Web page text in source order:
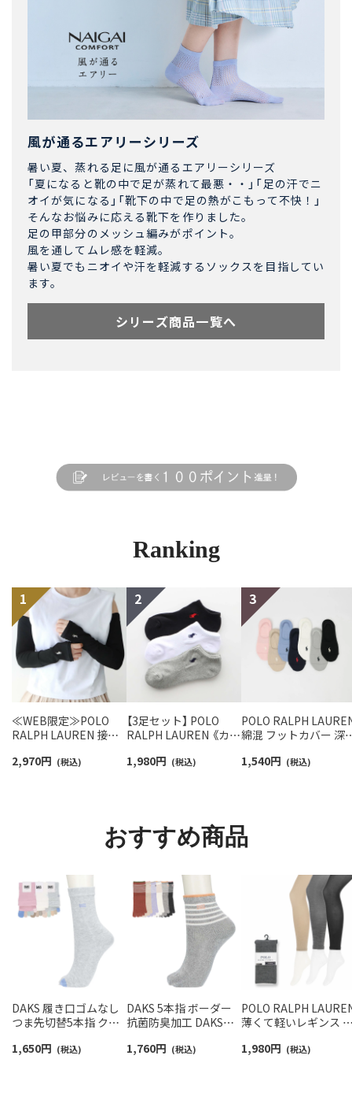
風が通るエアリーシリーズ
暑い夏、蒸れる足に風が通るエアリーシリーズ
「夏になると靴の中で足が蒸れて最悪・・」「足の汗でニ
オイが気になる」「靴下の中で足の熱がこもって不快！」
そんなお悩みに応える靴下を作りました。
足の甲部分のメッシュ編みがポイント。
風を通してムレ感を軽減。
暑い夏でもニオイや汗を軽減するソックスを目指してい
ます。
シリーズ商品一覧へ
Ranking
≪WEB限定≫POLO
RALPH LAUREN 接触
ームカバー ＆ レッグウ
2,970円 (税込)
【3足セット】 POLO
RALPH LAUREN 《カラ
ーチサポート ワンポイ
1,980円 (税込)
POLO RALPH
綿混 フットカバー 深
カバーソックス レデ
1,540円 (税込)
おすすめ商品
DAKS 履き口ゴムなし
つま先切替5本指 クル
ス 靴下 女性 プレゼン
1,650円 (税込)
DAKS 5本指 ボーダー
抗菌防臭加工 DAKS刺
日本製 レディース
1,760円 (税込)
POLO RALPH
薄くて軽いレギンス
100デニール相当 レデ
1,980円 (税込)